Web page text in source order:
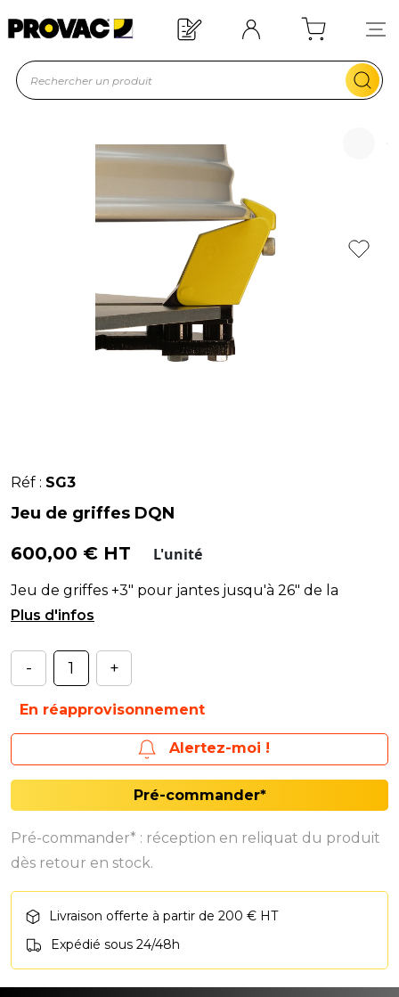
Offre de bienvenue : 20€ offerts !
En savoir plus
Réf : SG3
Jeu de griffes DQN
600,00 € HT L'unité
Jeu de griffes +3" pour jantes jusqu'à 26" de la
marque DU QUESNE (DQN).
- +
En réapprovisonnement
Alertez-moi !
Pré-commander*
Pré-commander* : réception en reliquat du produit
dès retour en stock.
Livraison offerte à partir de 200 € HT
Expédié sous 24/48h